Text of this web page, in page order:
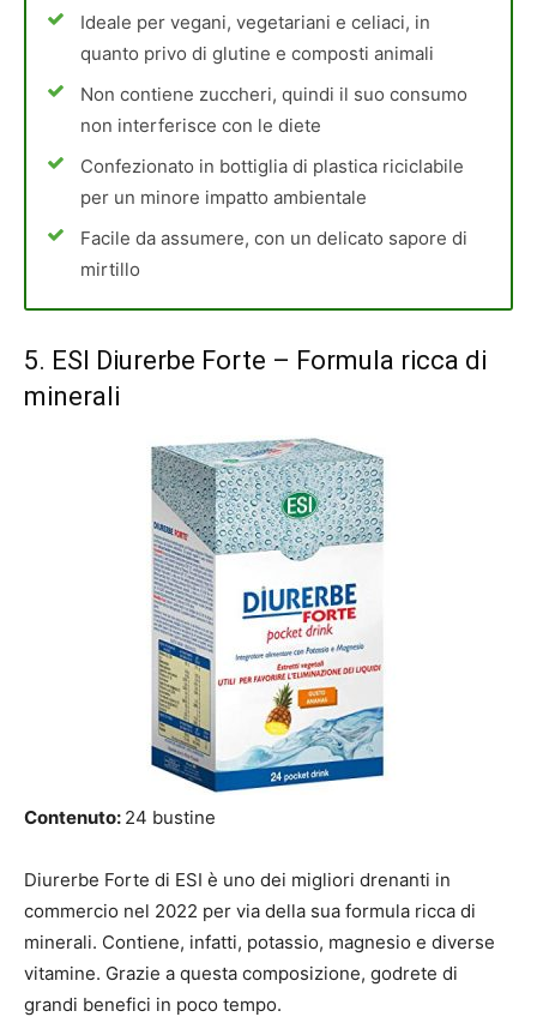
Ideale per vegani, vegetariani e celiaci, in
quanto privo di glutine e composti animali
Non contiene zuccheri, quindi il suo consumo
non interferisce con le diete
Confezionato in bottiglia di plastica riciclabile
per un minore impatto ambientale
Facile da assumere, con un delicato sapore di
mirtillo
5. ESI Diurerbe Forte – Formula ricca di
minerali
Contenuto: 24 bustine
Diurerbe Forte di ESI è uno dei migliori drenanti in
commercio nel 2022 per via della sua formula ricca di
minerali. Contiene, infatti, potassio, magnesio e diverse
vitamine. Grazie a questa composizione, godrete di
grandi benefici in poco tempo.